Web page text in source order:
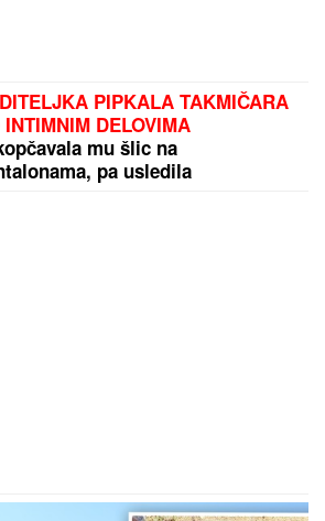
PIPKALA TAKMIČARA
INTIMNIM DELOVIMA
mu šlic na
pa usledila